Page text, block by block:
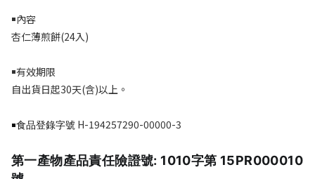
￭內容
杏仁薄煎餅(24入)
￭有效期限
自出貨日起30天(含)以上。
￭食品登錄字號 H-194257290-00000-3
第一產物產品責任險證號: 1010字第 15PR000010